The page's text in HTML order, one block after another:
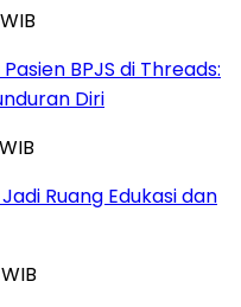
BPJS di Threads:
Diri
Ruang Edukasi dan